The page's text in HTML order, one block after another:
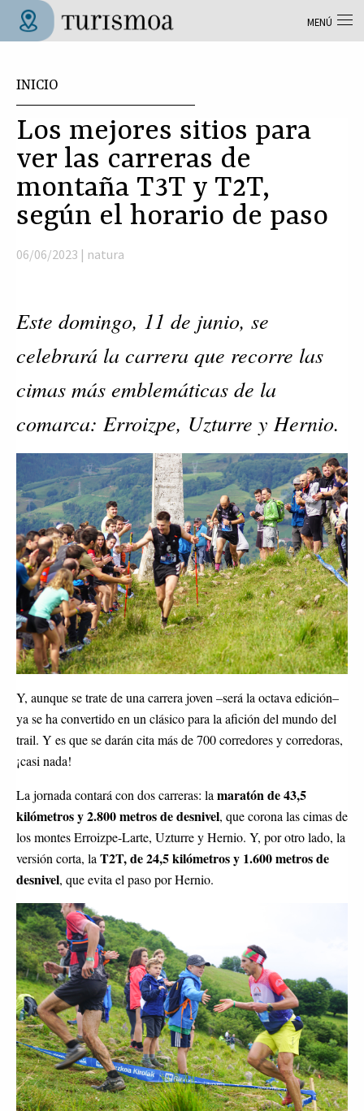
Pasar al contenido principal
INICIO
Los mejores sitios para
ver las carreras de
montaña T3T y T2T,
según el horario de paso
06/06/2023 | natura
Este domingo, 11 de junio, se
celebrará la carrera que recorre las
cimas más emblemáticas de la
comarca: Erroizpe, Uzturre y Hernio.
Y, aunque se trate de una carrera joven –será la octava edición–
ya se ha convertido en un clásico para la afición del mundo del
trail. Y es que se darán cita más de 700 corredores y corredoras,
¡casi nada!
La jornada contará con dos carreras: la maratón de 43,5
kilómetros y 2.800 metros de desnivel, que corona las cimas de
los montes Erroizpe-Larte, Uzturre y Hernio. Y, por otro lado, la
versión corta, la T2T, de 24,5 kilómetros y 1.600 metros de
desnivel, que evita el paso por Hernio.
MENÚ